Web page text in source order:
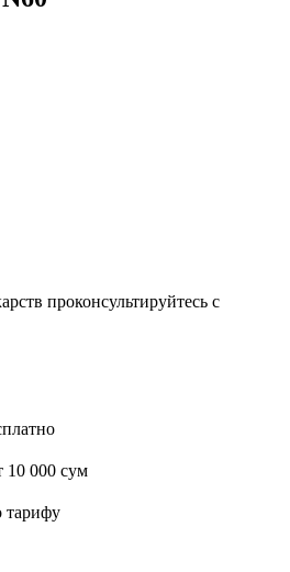
проконсультируйтесь с
10 000 сум
тарифу